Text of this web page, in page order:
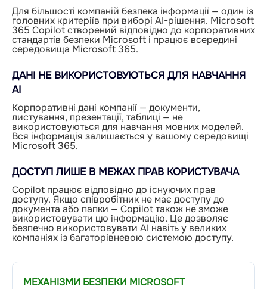
Для більшості компаній безпека інформації — один із
головних критеріїв при виборі AI-рішення. Microsoft
365 Copilot створений відповідно до корпоративних
стандартів безпеки Microsoft і працює всередині
середовища Microsoft 365.
ДАНІ НЕ ВИКОРИСТОВУЮТЬСЯ ДЛЯ НАВЧАННЯ
AI
Корпоративні дані компанії — документи,
листування, презентації, таблиці — не
використовуються для навчання мовних моделей.
Вся інформація залишається у вашому середовищі
Microsoft 365.
ДОСТУП ЛИШЕ В МЕЖАХ ПРАВ КОРИСТУВАЧА
Copilot працює відповідно до існуючих прав
доступу. Якщо співробітник не має доступу до
документа або папки — Copilot також не зможе
використовувати цю інформацію. Це дозволяє
безпечно використовувати AI навіть у великих
компаніях із багаторівневою системою доступу.
МЕХАНІЗМИ БЕЗПЕКИ MICROSOFT